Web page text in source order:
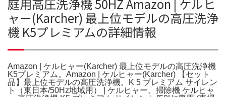
庭用高圧洗浄機 50HZ Amazon | ケルヒ
ャー(Karcher) 最上位モデルの高圧洗浄
機 K5プレミアムの詳細情報
Amazon | ケルヒャー(Karcher) 最上位モデルの高圧洗浄機
K5プレミアム。Amazon | ケルヒャー(Karcher) 【セット
品】最上位モデルの高圧洗浄機。K 5 プレミアム サイレン
ト（東日本/50Hz地域用） | ケルヒャー。掃除機 ケルヒャ